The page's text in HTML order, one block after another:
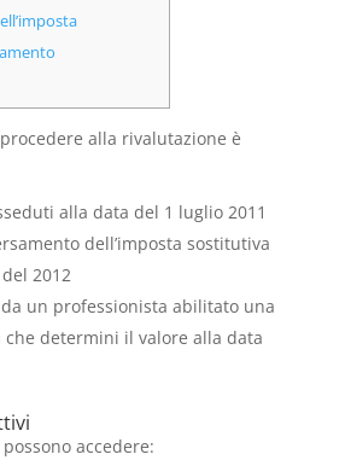
alla rivalutazione è
alla data del 1 luglio 2011
dell’imposta sostitutiva
2012
un professionista abilitato una
determini il valore alla data
accedere: